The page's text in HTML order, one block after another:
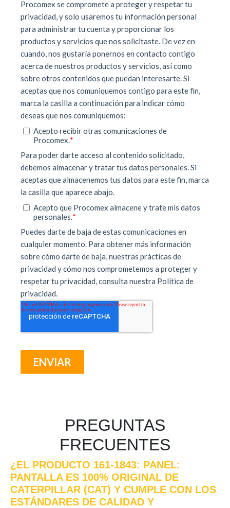
PREGUNTAS
FRECUENTES
¿EL PRODUCTO 161-1843: PANEL:
PANTALLA ES 100% ORIGINAL DE
CATERPILLAR (CAT) Y CUMPLE CON LOS
ESTÁNDARES DE CALIDAD Y